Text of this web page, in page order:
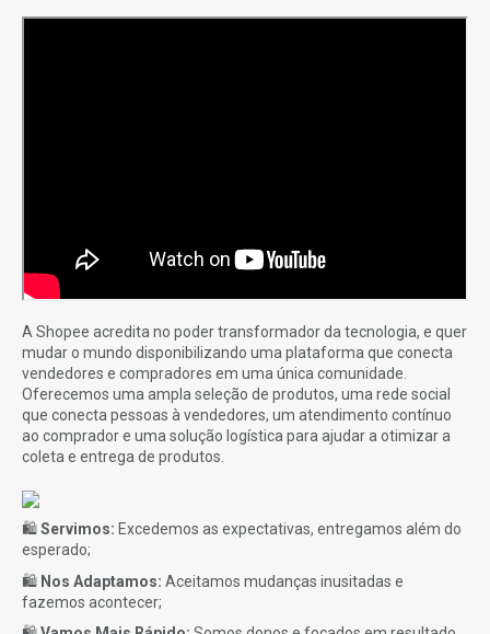
A Shopee acredita no poder transformador da tecnologia, e quer
mudar o mundo disponibilizando uma plataforma que conecta
vendedores e compradores em uma única comunidade.
Oferecemos uma ampla seleção de produtos, uma rede social
que conecta pessoas à vendedores, um atendimento contínuo
ao comprador e uma solução logística para ajudar a otimizar a
coleta e entrega de produtos.
🛍️Servimos: Excedemos as expectativas, entregamos além do
esperado;
🛍️ Nos Adaptamos: Aceitamos mudanças inusitadas e
fazemos acontecer;